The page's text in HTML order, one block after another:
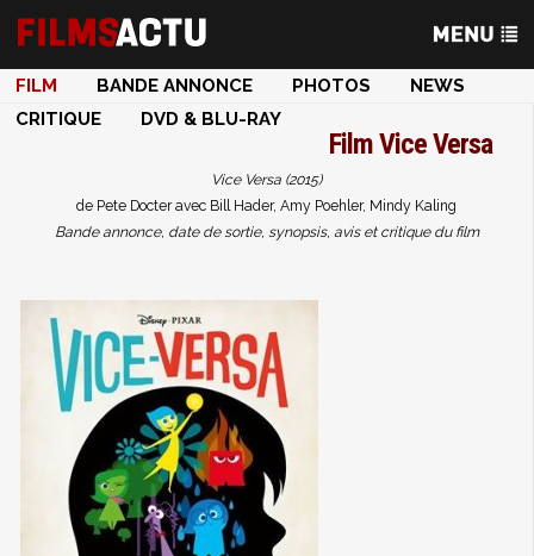
FILM BANDE ANNONCE PHOTOS
NEWS
CRITIQUE
DVD & BLU-RAY
FilmVice Versa
Vice Versa (2015)
de Pete Docter avec Bill Hader, Amy Poehler, Mindy Kaling
Bande annonce, date de sortie, synopsis, avis et critique du film